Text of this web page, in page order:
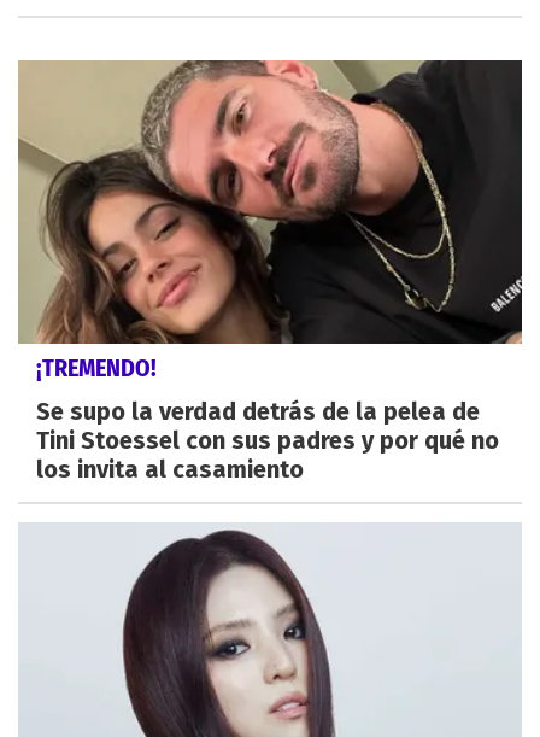
¡TREMENDO!
Se supo la verdad detrás de la pelea de
Tini Stoessel con sus padres y por qué no
los invita al casamiento